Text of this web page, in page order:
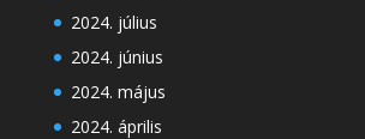
2024. július
2024. június
2024. május
2024. április